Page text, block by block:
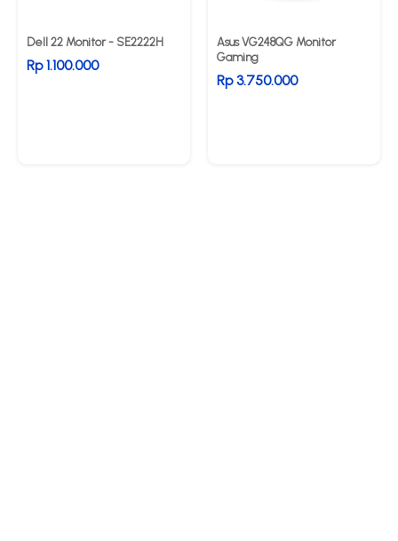
Dell 22 Monitor - SE2222H
Rp 1.100.000
Asus VG248QG Monitor
Gaming
Rp 3.750.000